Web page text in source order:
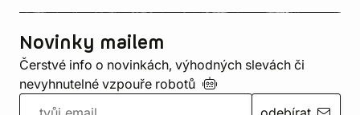
Novinky mailem
Čerstvé info o novinkách, výhodných slevách či
nevyhnutelné vzpouře robotů